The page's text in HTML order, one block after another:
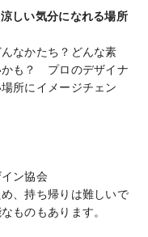
しい気分になれる場所
なかたち？どんな素
かも？ プロのデザイナ
所にイメージチェン
ン協会
、持ち帰りは難しいで
ものもあります。